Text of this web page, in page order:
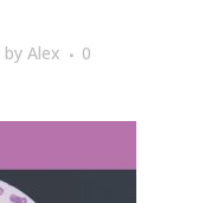
by Alex
0